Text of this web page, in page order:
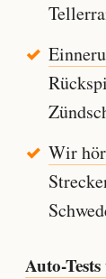
Wir
Auto-